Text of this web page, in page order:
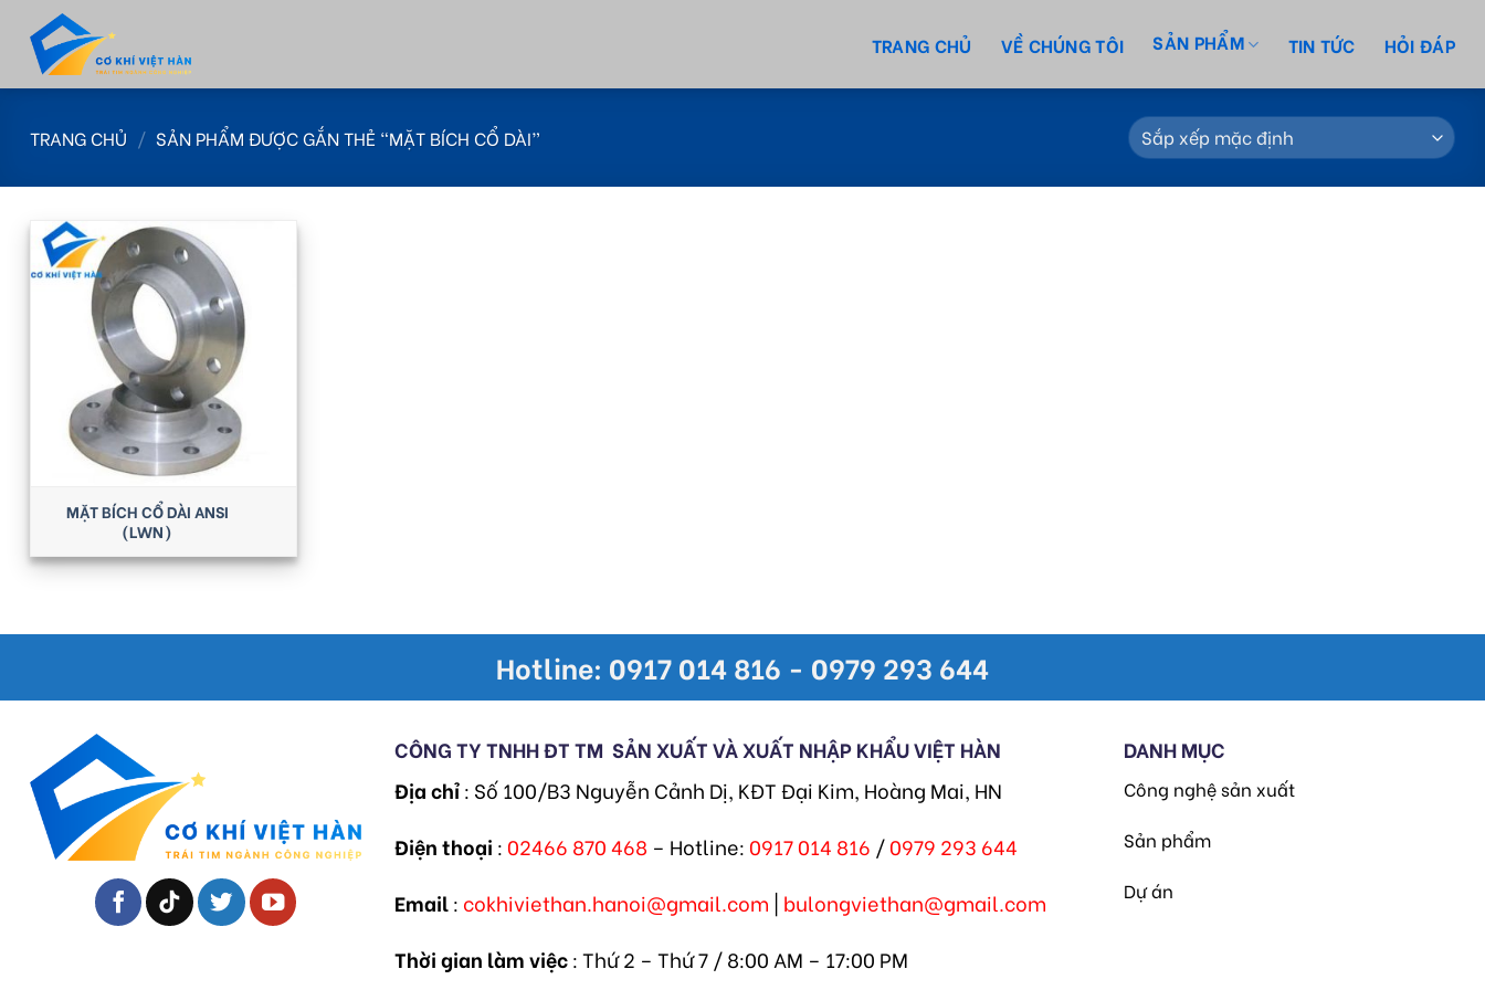
content
TRANG CHỦ VỀ CHÚNG TÔI SẢN PHẨM TIN TỨC HỎI ĐÁP
TRANG CHỦ / SẢN PHẨM ĐƯỢC GẮN THẺ “MẶT BÍCH CỔ DÀI”
MẶT BÍCH CỔ DÀI ANSI
(LWN)
Hotline: 0917 014 816 - 0979 293 644
CÔNG TY TNHH ĐT TM SẢN XUẤT VÀ XUẤT NHẬP KHẨU VIỆT HÀN
Địa chỉ: Số 100/B3 Nguyễn Cảnh Dị, KĐT Đại Kim, Hoàng Mai, HN
Điện thoại : 02466 870 468 – Hotline: 0917 014 816 /0979 293 644
Email: cokhiviethan.hanoi@gmail.com | bulongviethan@gmail.com
Thời gian làm việc: Thứ 2 – Thứ 7 / 8:00 AM – 17:00 PM
DANH MỤC
Công nghệ sản xuất
Sản phẩm
Dự án